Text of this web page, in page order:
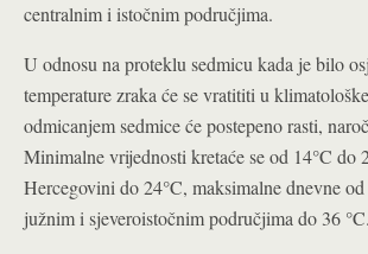
centralnim i istočnim područjima.
U odnosu na proteklu sedmicu kada je bilo
temperature zraka će se vratititi u
odmicanjem sedmice će postepeno rasti,
Minimalne vrijednosti kretaće se od 14°C do
Hercegovini do 24°C, maksimalne dnevne
južnim i sjeveroistočnim područjima do 36 °C.